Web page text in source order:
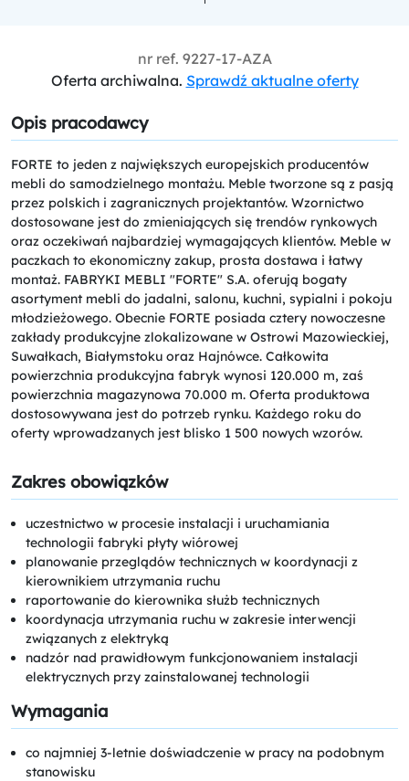
nr ref. 9227-17-AZA
Oferta archiwalna. Sprawdź aktualne oferty
Opis pracodawcy
FORTE to jeden z największych europejskich producentów
mebli do samodzielnego montażu. Meble tworzone są z pasją
przez polskich i zagranicznych projektantów. Wzornictwo
dostosowane jest do zmieniających się trendów rynkowych
oraz oczekiwań najbardziej wymagających klientów. Meble w
paczkach to ekonomiczny zakup, prosta dostawa i łatwy
montaż. FABRYKI MEBLI "FORTE" S.A. oferują bogaty
asortyment mebli do jadalni, salonu, kuchni, sypialni i pokoju
młodzieżowego. Obecnie FORTE posiada cztery nowoczesne
zakłady produkcyjne zlokalizowane w Ostrowi Mazowieckiej,
Suwałkach, Białymstoku oraz Hajnówce. Całkowita
powierzchnia produkcyjna fabryk wynosi 120.000 m, zaś
powierzchnia magazynowa 70.000 m. Oferta produktowa
dostosowywana jest do potrzeb rynku. Każdego roku do
oferty wprowadzanych jest blisko 1 500 nowych wzorów.
Zakres obowiązków
uczestnictwo w procesie instalacji i uruchamiania
technologii fabryki płyty wiórowej
planowanie przeglądów technicznych w koordynacji z
kierownikiem utrzymania ruchu
raportowanie do kierownika służb technicznych
koordynacja utrzymania ruchu w zakresie interwencji
związanych z elektryką
nadzór nad prawidłowym funkcjonowaniem instalacji
elektrycznych przy zainstalowanej technologii
Wymagania
co najmniej 3-letnie doświadczenie w pracy na podobnym
stanowisku